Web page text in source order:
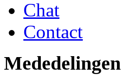
Chat
Contact
Mededelingen